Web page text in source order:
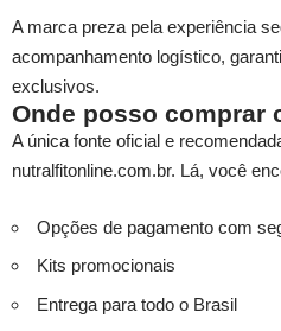
A marca preza pela experiência
acompanhamento logístico,
exclusivos.
Onde posso comprar
A única fonte oficial e
nutralfitonline.com.br. Lá, você
Opções de pagamento com
Kits promocionais
Entrega para todo o Brasil